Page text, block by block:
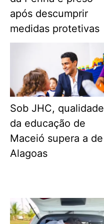
após descumprir
medidas protetivas
Sob JHC, qualidade
da educação de
Maceió supera a de
Alagoas